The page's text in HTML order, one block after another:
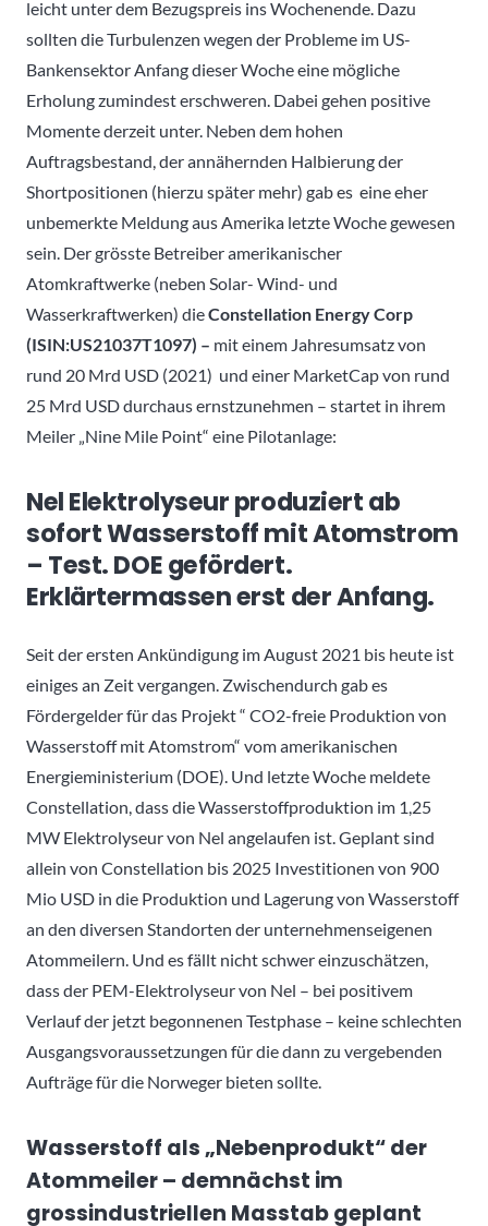
leicht unter dem Bezugspreis ins Wochenende. Dazu
sollten die Turbulenzen wegen der Probleme im US-
Bankensektor Anfang dieser Woche eine mögliche
Erholung zumindest erschweren. Dabei gehen positive
Momente derzeit unter. Neben dem hohen
Auftragsbestand, der annähernden Halbierung der
Shortpositionen (hierzu später mehr) gab es eine eher
unbemerkte Meldung aus Amerika letzte Woche gewesen
sein. Der grösste Betreiber amerikanischer
Atomkraftwerke (neben Solar- Wind- und
Wasserkraftwerken) dieConstellation Energy Corp
(ISIN:US21037T1097) – mit einem Jahresumsatz von
rund 20 Mrd USD (2021) und einer MarketCap von rund
25 Mrd USD durchaus ernstzunehmen – startet in ihrem
Meiler „Nine Mile Point“ eine Pilotanlage:
Nel Elektrolyseur produziert ab
sofort Wasserstoff mit Atomstrom
– Test. DOE gefördert.
Erklärtermassen erst der Anfang.
Seit der ersten Ankündigung im August 2021 bis heute ist
einiges an Zeit vergangen. Zwischendurch gab es
Fördergelder für das Projekt “ CO2-freie Produktion von
Wasserstoff mit Atomstrom“ vom amerikanischen
Energieministerium (DOE). Und letzte Woche meldete
Constellation, dass die Wasserstoffproduktion im 1,25
MW Elektrolyseur von Nel angelaufen ist. Geplant sind
allein von Constellation bis 2025 Investitionen von 900
Mio USD in die Produktion und Lagerung von Wasserstoff
an den diversen Standorten der unternehmenseigenen
Atommeilern. Und es fällt nicht schwer einzuschätzen,
dass der PEM-Elektrolyseur von Nel – bei positivem
Verlauf der jetzt begonnenen Testphase – keine schlechten
Ausgangsvoraussetzungen für die dann zu vergebenden
Aufträge für die Norweger bieten sollte.
Wasserstoff als „Nebenprodukt“ der
Atommeiler – demnächst im
grossindustriellen Masstab geplant